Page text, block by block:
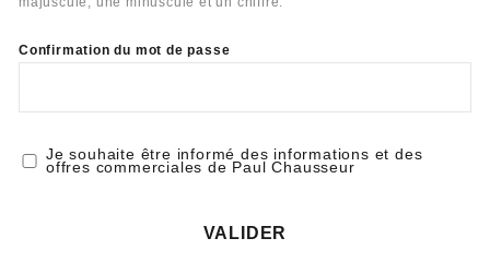
Confirmation du mot de passe
Je souhaite être informé des informations et des
offres commerciales de Paul Chausseur
VALIDER